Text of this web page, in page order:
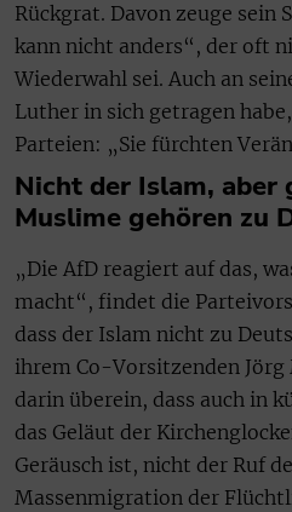
Rückgrat. Davon zeuge sein
kann nicht anders“, der oft
Wiederwahl sei. Auch an
Luther in sich getragen
Parteien: „Sie fürchten
Nicht der Islam,
Muslime gehören zu
„Die AfD reagiert auf das,
macht“, findet die
dass der Islam nicht zu
ihrem Co-Vorsitzenden
darin überein, dass auch in
das Geläut der
Geräusch ist, nicht der Ruf
Massenmigration der